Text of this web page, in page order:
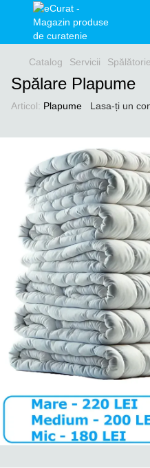
Catalog Servicii
Spălare Plapume
Articol: Plapume Lasa-ți un